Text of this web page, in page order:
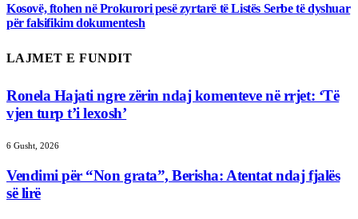
Kosovë, ftohen në Prokurori pesë zyrtarë të Listës Serbe të dyshuar
për falsifikim dokumentesh
LAJMET E FUNDIT
Ronela Hajati ngre zërin ndaj komenteve në rrjet: ‘Të
vjen turp t’i lexosh’
6 Gusht, 2026
Vendimi për “Non grata”, Berisha: Atentat ndaj fjalës
së lirë